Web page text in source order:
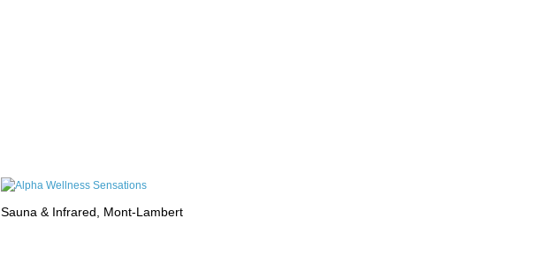
Sauna & Infrared, Mont-Lambert